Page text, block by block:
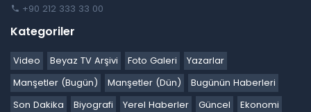
+90 212 333 33 00
Kategoriler
Video Beyaz TV Arşivi Foto Galeri
Yazarlar
Manşetler (Bugün)
Manşetler (Dün)
Bugünün Haberleri
Son Dakika
Biyografi Yerel Haberler Güncel
Ekonomi